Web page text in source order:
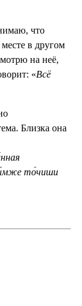
что
в другом
на неё,
«Всё
Близка она
и́мже то́чиши